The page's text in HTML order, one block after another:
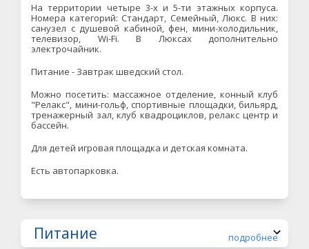
На территории четыре 3-х и 5-ти этажных корпуса.
Номера категорий: Стандарт, Семейный, Люкс. В них:
санузел с душевой кабиной, фен, мини-холодильник,
телевизор, Wi-Fi. В Люксах дополнительно
электрочайник.
Питание - Завтрак шведский стол.
Можно посетить: массажное отделение, конный клуб
"Релакс", мини-гольф, спортивные площадки, бильярд,
тренажерный зал, клуб квадроциклов, релакс центр и
бассейн.
Для детей игровая площадка и детская комната.
Есть автопарковка.
Питание подробнее